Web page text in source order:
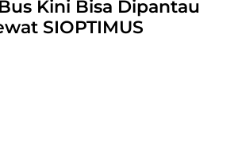
Kini Bisa Dipantau
SIOPTIMUS